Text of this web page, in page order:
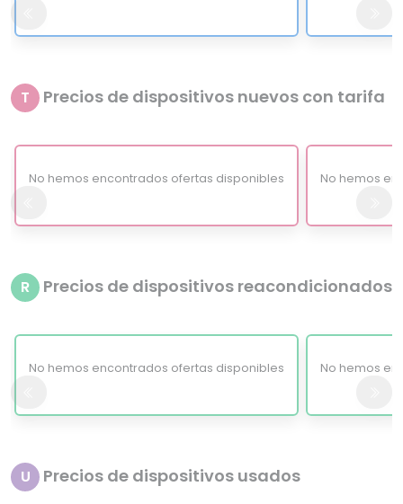
T Precios de dispositivos nuevos con tarifa
No hemos encontrados ofertas disponibles No hemos
R Precios de dispositivos reacondicionados
No hemos encontrados ofertas disponibles No hemos
U Precios de dispositivos usados